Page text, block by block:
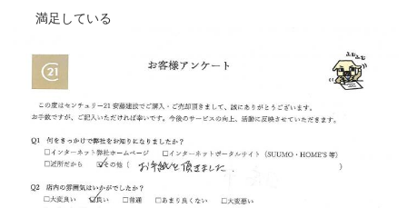
満足している